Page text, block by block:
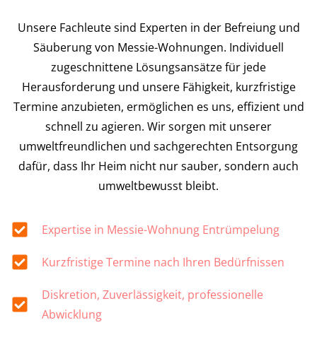
Unsere Fachleute sind Experten in der Befreiung und
Säuberung von Messie-Wohnungen. Individuell
zugeschnittene Lösungsansätze für jede
Herausforderung und unsere Fähigkeit, kurzfristige
Termine anzubieten, ermöglichen es uns, effizient und
schnell zu agieren. Wir sorgen mit unserer
umweltfreundlichen und sachgerechten Entsorgung
dafür, dass Ihr Heim nicht nur sauber, sondern auch
umweltbewusst bleibt.
Expertise in Messie-Wohnung Entrümpelung
Kurzfristige Termine nach Ihren Bedürfnissen
Diskretion, Zuverlässigkeit, professionelle
Abwicklung